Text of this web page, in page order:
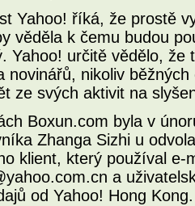
Yahoo! říká, že prostě
věděla k čemu budou
Yahoo! určitě vědělo, že
novinářů, nikoliv
ze svých aktivit na
Boxun.com byla v
Zhanga Sizhi u
klient, který používal e-
a
od Yahoo! Hong Kong.